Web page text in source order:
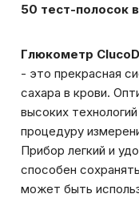
50 тест-полосок
Глюкометр
- это прекрасная
сахара в крови.
высоких
процедуру
Прибор легкий и
способен
может быть